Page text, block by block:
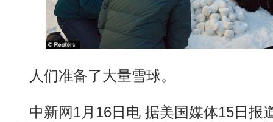
人们准备了大量雪球。
中新网1月16日电 据美国媒体15日报